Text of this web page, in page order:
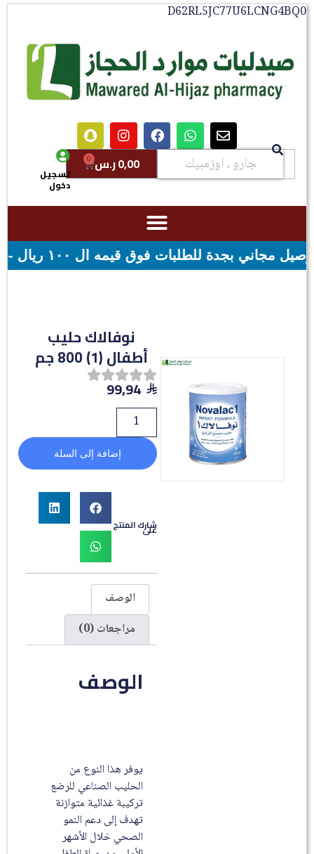
ر.س 0
تسجيل
مجاني لقيمه اكثر من ٢٩٩ ريال
نوفالاك حليب
أطفال (1) 800 جم
99,94
إضافة إلى السلة
شارك المنتج
الوصف
مراجعات (0)
الوصف
يوفر هذا النوع من
الحليب الصناعي للرضع
تركيبة غذائية متوازنة
تهدف إلى دعم النمو
الصحي خلال الأشهر